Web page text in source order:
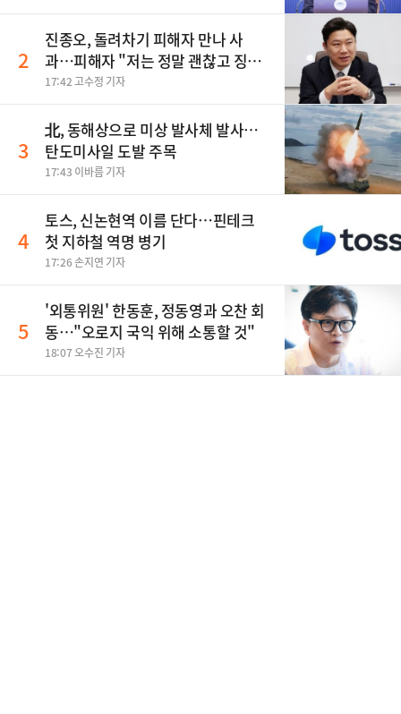
2
진종오, 돌려차기 피해자 만나 사
과…피해자 "저는 정말 괜찮고 징계
원치 않아"
17:42 고수정 기자
3
北, 동해상으로 미상 발사체 발사…
탄도미사일 도발 주목
17:43 이바름 기자
4
토스, 신논현역 이름 단다…핀테크
첫 지하철 역명 병기
17:26 손지연 기자
5
'외통위원' 한동훈, 정동영과 오찬 회
동…"오로지 국익 위해 소통할 것"
18:07 오수진 기자